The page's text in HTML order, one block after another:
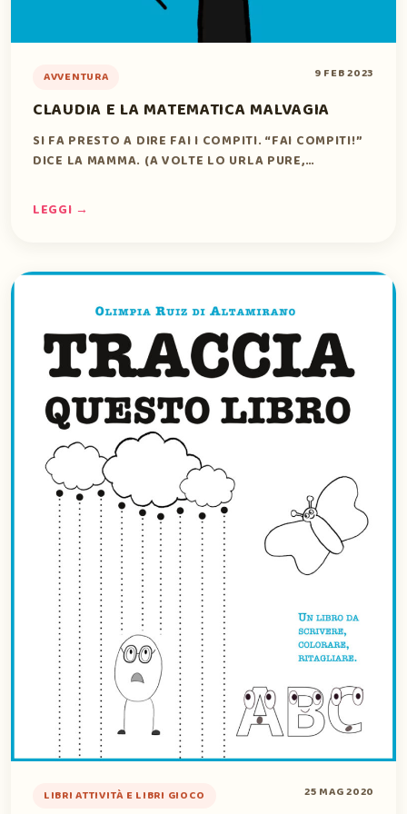
AVVENTURA 9 FEB 2023
CLAUDIA E LA MATEMATICA MALVAGIA
SI FA PRESTO A DIRE FAI I COMPITI. “FAI COMPITI!”
DICE LA MAMMA. (A VOLTE LO URLA PURE,…
LEGGI →
LIBRI ATTIVITÀ E LIBRI GIOCO 25 MAG 2020